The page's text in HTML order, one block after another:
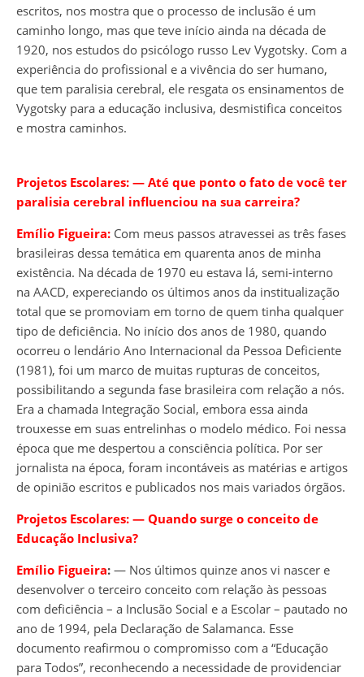
escritos, nos mostra que o processo de inclusão é um
caminho longo, mas que teve início ainda na década de
1920, nos estudos do psicólogo russo Lev Vygotsky. Com a
experiência do profissional e a vivência do ser humano,
que tem paralisia cerebral, ele resgata os ensinamentos de
Vygotsky para a educação inclusiva, desmistifica conceitos
e mostra caminhos.
Projetos Escolares: ― Até que ponto o fato de você ter
paralisia cerebral influenciou na sua carreira?
Emílio Figueira: Com meus passos atravessei as três fases
brasileiras dessa temática em quarenta anos de minha
existência. Na década de 1970 eu estava lá, semi-interno
na AACD, expereciando os últimos anos da institualização
total que se promoviam em torno de quem tinha qualquer
tipo de deficiência. No início dos anos de 1980, quando
ocorreu o lendário Ano Internacional da Pessoa Deficiente
(1981), foi um marco de muitas rupturas de conceitos,
possibilitando a segunda fase brasileira com relação a nós.
Era a chamada Integração Social, embora essa ainda
trouxesse em suas entrelinhas o modelo médico. Foi nessa
época que me despertou a consciência política. Por ser
jornalista na época, foram incontáveis as matérias e artigos
de opinião escritos e publicados nos mais variados órgãos.
Projetos Escolares: ― Quando surge o conceito de
Educação Inclusiva?
Emílio Figueira: ― Nos últimos quinze anos vi nascer e
desenvolver o terceiro conceito com relação às pessoas
com deficiência – a Inclusão Social e a Escolar – pautado no
ano de 1994, pela Declaração de Salamanca. Esse
documento reafirmou o compromisso com a “Educação
para Todos”, reconhecendo a necessidade de providenciar